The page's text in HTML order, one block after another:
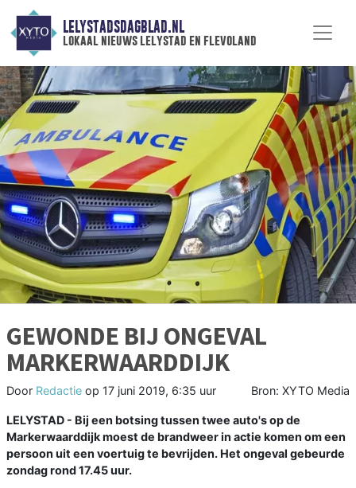
LELYSTADSDAGBLAD.NL
lokaal nieuws lelystad en flevoland
GEWONDE BIJ ONGEVAL
MARKERWAARDDIJK
Door Redactie op 17 juni 2019, 6:35 uur Bron: XYTO Media
LELYSTAD - Bij een botsing tussen twee auto's op de
Markerwaarddijk moest de brandweer in actie komen om een
persoon uit een voertuig te bevrijden. Het ongeval gebeurde
zondag rond 17.45 uur.